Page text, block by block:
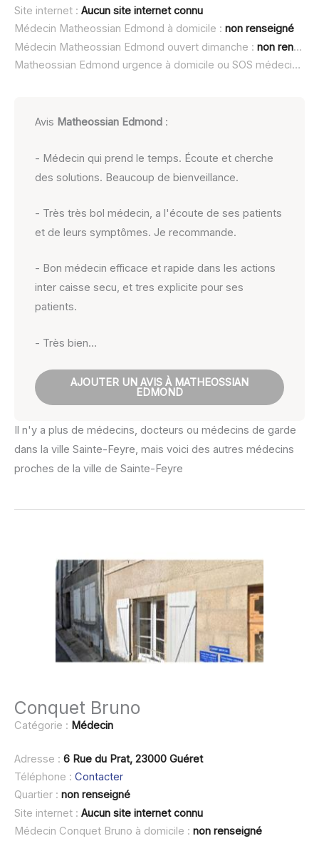
Site internet : Aucun site internet connu
Médecin Matheossian Edmond à domicile : non renseigné
Médecin Matheossian Edmond ouvert dimanche : non renseigné
Matheossian Edmond urgence à domicile ou SOS médecin :
Avis Matheossian Edmond :
- Médecin qui prend le temps. Écoute et cherche
des solutions. Beaucoup de bienveillance.
- Très très bol médecin, a l'écoute de ses patients
et de leurs symptômes. Je recommande.
- Bon médecin efficace et rapide dans les actions
inter caisse secu, et tres explicite pour ses
patients.
- Très bien…
AJOUTER UN AVIS À MATHEOSSIAN
EDMOND
Il n'y a plus de médecins, docteurs ou médecins de garde
dans la ville Sainte-Feyre, mais voici des autres médecins
proches de la ville de Sainte-Feyre
Conquet Bruno
Catégorie : Médecin
Adresse : 6 Rue du Prat, 23000 Guéret
Téléphone : Contacter
Quartier : non renseigné
Site internet : Aucun site internet connu
Médecin Conquet Bruno à domicile : non renseigné